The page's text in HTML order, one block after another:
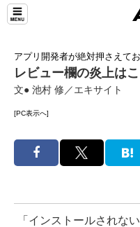
アプリ開発者が絶対押さえて
レビュー欄の炎上は
文● 池村 修／エキサイト
[PC表示へ]
「インストールされな